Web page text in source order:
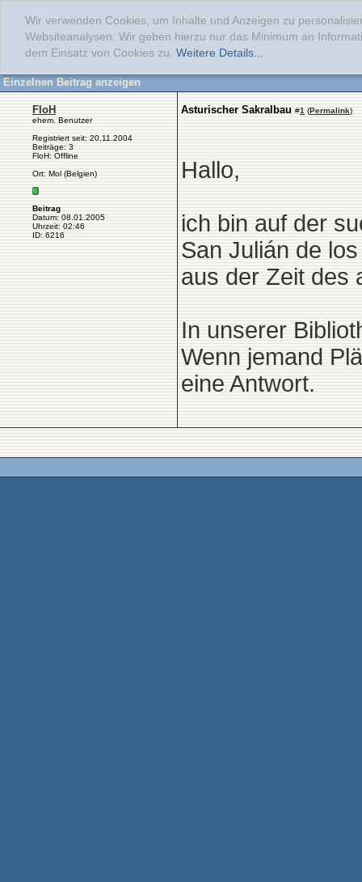
Wir verwenden Cookies, um Inhalte und Anzeigen zu
Websiteanalysen. Wir geben hierzu nur das Minimum an
dem Einsatz von Cookies zu. Weitere Details...
Einzelnen Beitrag anzeigen
FloH
ehem. Benutzer
Registriert seit: 20.11.2004
Beiträge: 3
FloH: Offline
Ort: Mol (Belgien)
Beitrag
Datum: 08.01.2005
Uhrzeit: 02:46
ID: 6216
Asturischer Sakralbau #1 (Permalink)
Hallo,
ich bin auf der
San Julián de
aus der Zeit des
In unserer
Wenn jemand
eine Antwort.